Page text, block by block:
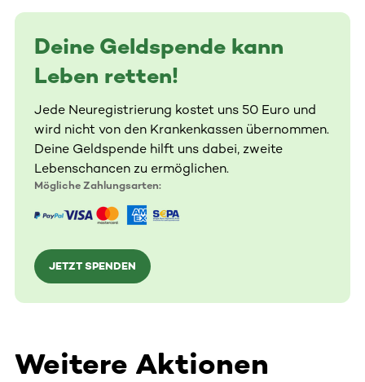
Deine Geldspende kann
Leben retten!
Jede Neuregistrierung kostet uns 50 Euro und
wird nicht von den Krankenkassen übernommen.
Deine Geldspende hilft uns dabei, zweite
Lebenschancen zu ermöglichen.
Mögliche Zahlungsarten:
JETZT SPENDEN
Weitere Aktionen